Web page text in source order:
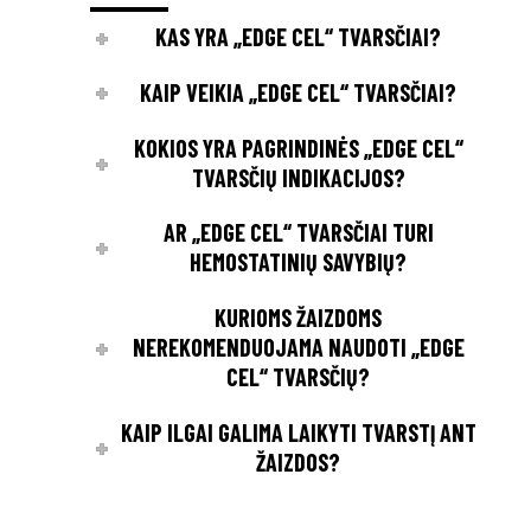
KAS YRA „EDGE CEL“ TVARSČIAI?
KAIP VEIKIA „EDGE CEL“ TVARSČIAI?
KOKIOS YRA PAGRINDINĖS „EDGE CEL“
TVARSČIŲ INDIKACIJOS?
AR „EDGE CEL“ TVARSČIAI TURI
HEMOSTATINIŲ SAVYBIŲ?
KURIOMS ŽAIZDOMS
NEREKOMENDUOJAMA NAUDOTI „EDGE
CEL“ TVARSČIŲ?
KAIP ILGAI GALIMA LAIKYTI TVARSTĮ ANT
ŽAIZDOS?